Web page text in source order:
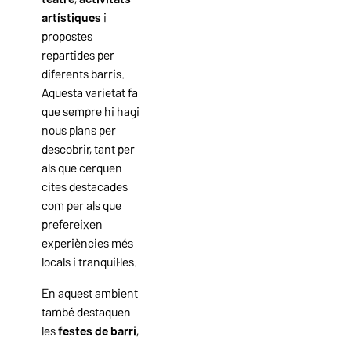
artístiques i
propostes
repartides per
diferents barris.
Aquesta varietat fa
que sempre hi hagi
nous plans per
descobrir, tant per
als que cerquen
cites destacades
com per als que
prefereixen
experiències més
locals i tranquil·les.
En aquest ambient
també destaquen
lesfestes de barri,